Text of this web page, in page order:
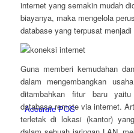
Accurate POS
internet yang semakin mudah
biayanya, maka mengelola
database yang terpusat
Guna memberi kemudahan
dalam mengembangkan
ditambahkan fitur baru
database remote via internet.
terletak di lokasi (kantor)